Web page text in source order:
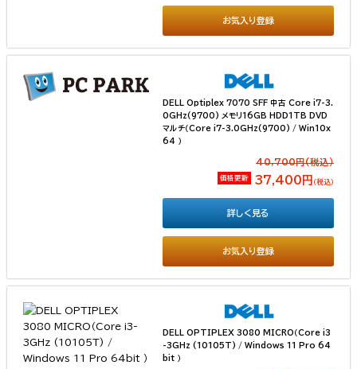
お気入り登録
DELL Optiplex 7070 SFF 中古 Core i7-3.
0GHz(9700) メモリ16GB HDD1TB DVD
マルチ（Core i7-3.0GHz(9700) / Win10x
64 ）
40,700円(税込）
価格更新 37,400円 （税込）
お気入り登録
詳しく見る
DELL OPTIPLEX 3080 MICRO（Core i3
-3GHz (10105T) / Windows 11 Pro 64
bit ）